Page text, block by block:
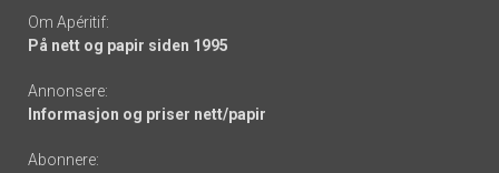
Om Apéritif:
På nett og papir siden 1995
Annonsere:
Informasjon og priser nett/papir
Abonnere: